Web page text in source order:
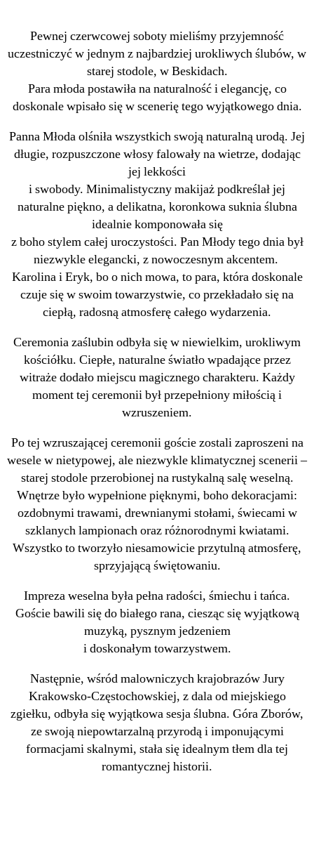
Pewnej czerwcowej soboty mieliśmy przyjemność
uczestniczyć w jednym z najbardziej urokliwych ślubów, w
starej stodole, w Beskidach.
Para młoda postawiła na naturalność i elegancję, co
doskonale wpisało się w scenerię tego wyjątkowego dnia.
Panna Młoda olśniła wszystkich swoją naturalną urodą. Jej
długie, rozpuszczone włosy falowały na wietrze, dodając
jej lekkości
i swobody. Minimalistyczny makijaż podkreślał jej
naturalne piękno, a delikatna, koronkowa suknia ślubna
idealnie komponowała się
z boho stylem całej uroczystości. Pan Młody tego dnia był
niezwykle elegancki, z nowoczesnym akcentem.
Karolina i Eryk, bo o nich mowa, to para, która doskonale
czuje się w swoim towarzystwie, co przekładało się na
ciepłą, radosną atmosferę całego wydarzenia.
Ceremonia zaślubin odbyła się w niewielkim, urokliwym
kościółku. Ciepłe, naturalne światło wpadające przez
witraże dodało miejscu magicznego charakteru. Każdy
moment tej ceremonii był przepełniony miłością i
wzruszeniem.
Po tej wzruszającej ceremonii goście zostali zaproszeni na
wesele w nietypowej, ale niezwykle klimatycznej scenerii –
starej stodole przerobionej na rustykalną salę weselną.
Wnętrze było wypełnione pięknymi, boho dekoracjami:
ozdobnymi trawami, drewnianymi stołami, świecami w
szklanych lampionach oraz różnorodnymi kwiatami.
Wszystko to tworzyło niesamowicie przytulną atmosferę,
sprzyjającą świętowaniu.
Impreza weselna była pełna radości, śmiechu i tańca.
Goście bawili się do białego rana, ciesząc się wyjątkową
muzyką, pysznym jedzeniem
i doskonałym towarzystwem.
Następnie, wśród malowniczych krajobrazów Jury
Krakowsko-Częstochowskiej, z dala od miejskiego
zgiełku, odbyła się wyjątkowa sesja ślubna. Góra Zborów,
ze swoją niepowtarzalną przyrodą i imponującymi
formacjami skalnymi, stała się idealnym tłem dla tej
romantycznej historii.